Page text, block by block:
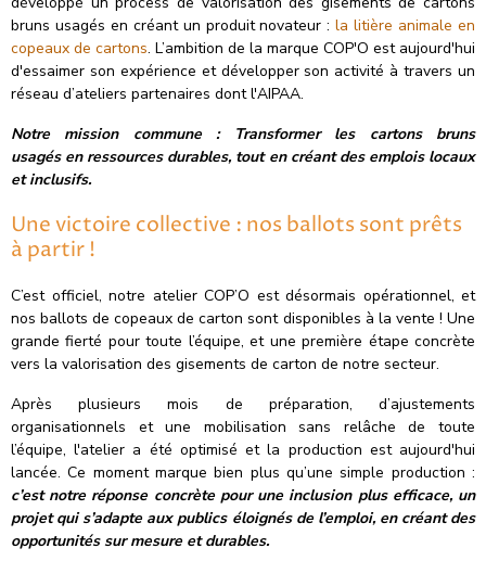
bruns usagés en créant un produit novateur :la litière animale en
copeaux de cartons. L’ambition de la marque COP'O est aujourd'hui
d'essaimer son expérience et développer son activité à travers un
réseau d’ateliers partenaires dont l'AIPAA.
Notre mission commune : Transformer les cartons bruns
usagés en ressources durables, tout en créant des emplois locaux
et inclusifs.
Une victoire collective : nos ballots sont prêts
à partir !
C’est officiel, notre atelier COP’O est désormais opérationnel, et
nos ballots de copeaux de carton sont disponibles à la vente ! Une
grande fierté pour toute l’équipe, et une première étape concrète
vers la valorisation des gisements de carton de notre secteur.
Après plusieurs mois de préparation, d’ajustements
organisationnels et une mobilisation sans relâche de toute
l’équipe, l'atelier a été optimisé et la production est aujourd'hui
lancée. Ce moment marque bien plus qu’une simple production :
c’est notre réponse concrète pour une inclusion plus efficace, un
projet qui s’adapte aux publics éloignés de l’emploi, en créant des
opportunités sur mesure et durables.